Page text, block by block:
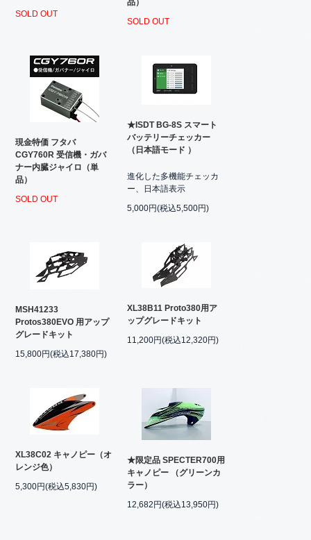
SOLD OUT
品）
SOLD OUT
現金特価 フタバ
CGY760R 受信機・ガバ
ナー内臓ジャイロ（単
品）
SOLD OUT
★ISDT BG-8S スマート
バッテリーチェッカー
（日本語モード ）
進化した多機能チェッカ
ー、日本語表示
5,000円(税込5,500円)
MSH41233
Protos380EVO 用アップ
グレードキット
15,800円(税込17,380円)
XL38B11 Proto380用ア
ップグレードキット
11,200円(税込12,320円)
XL38C02 キャノピー（オ
レンジ色）
5,300円(税込5,830円)
★限定品 SPECTER700用
キャノピー （グリーンカ
ラー）
12,682円(税込13,950円)